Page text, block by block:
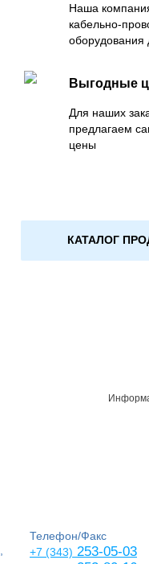
Наша
кабельно-
оборудования
Выгодные
Для наших
предлагаем
цены
КАТАЛОГ
Телефон/Факс
+7 (343) 253-05-03